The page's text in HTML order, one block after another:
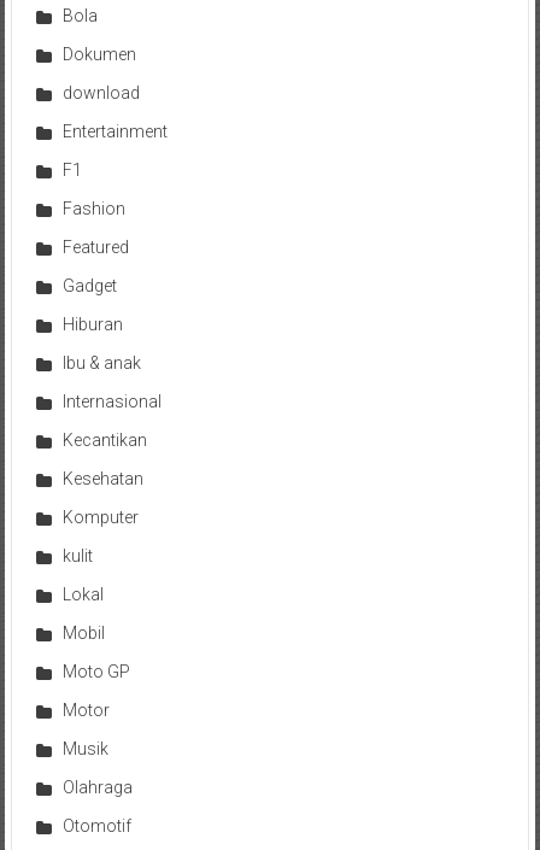
Bola
Dokumen
download
Entertainment
F1
Fashion
Featured
Gadget
Hiburan
Ibu & anak
Internasional
Kecantikan
Kesehatan
Komputer
kulit
Lokal
Mobil
Moto GP
Motor
Musik
Olahraga
Otomotif